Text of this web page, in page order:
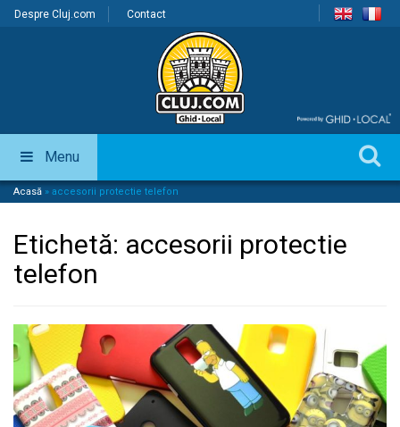
Despre Cluj.com Contact
Menu
Acasă » accesorii protectie telefon
Etichetă: accesorii protectie
telefon